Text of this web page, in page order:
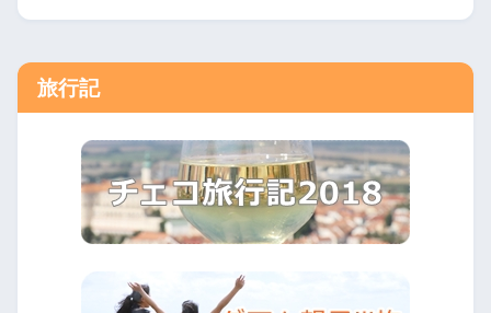
旅行記